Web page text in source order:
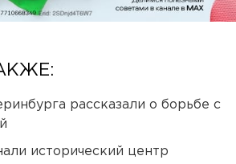
рассказали о борьбе с
исторический центр